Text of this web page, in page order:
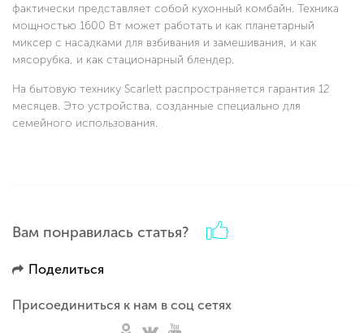
фактически представляет собой кухонный комбайн. Техника
мощностью 1600 Вт может работать и как планетарный
миксер с насадками для взбивания и замешивания, и как
мясорубка, и как стационарный блендер.
На бытовую технику Scarlett распространяется гарантия 12
месяцев. Это устройства, созданные специально для
семейного использования.
Вам понравилась статья?
Поделиться
Присоединиться к нам в соц сетях